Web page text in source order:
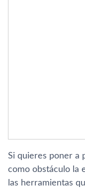
Si quieres poner a
como obstáculo la
las herramientas